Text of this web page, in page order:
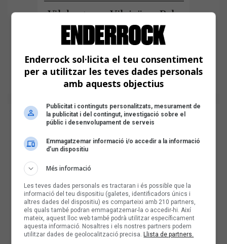
Enderrock sol·licita el teu consentiment
per a utilitzar les teves dades personals
amb aquests objectius
Publicitat i continguts personalitzats, mesurament de
la publicitat i del contingut, investigació sobre el
públic i desenvolupament de serveis
Emmagatzemar informació i/o accedir a la informació
d’un dispositiu
Més informació
Les teves dades personals es tractaran i és possible que la
informació del teu dispositiu (galetes, identificadors únics i
altres dades del dispositiu) es comparteixi amb 210 partners,
els quals també podran emmagatzemar-la o accedir-hi. Així
mateix, aquest lloc web també podrà utilitzar específicament
aquesta informació. Nosaltres i els nostres partners podem
utilitzar dades de geolocalització precisa.Llista de partners.